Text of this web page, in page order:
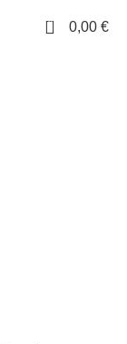
0 0,00 €